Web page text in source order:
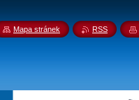
Mapa stránek RSS